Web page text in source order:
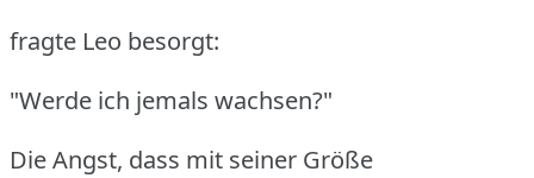
fragte Leo besorgt:
"Werde ich jemals wachsen?"
Die Angst, dass mit seiner Größe